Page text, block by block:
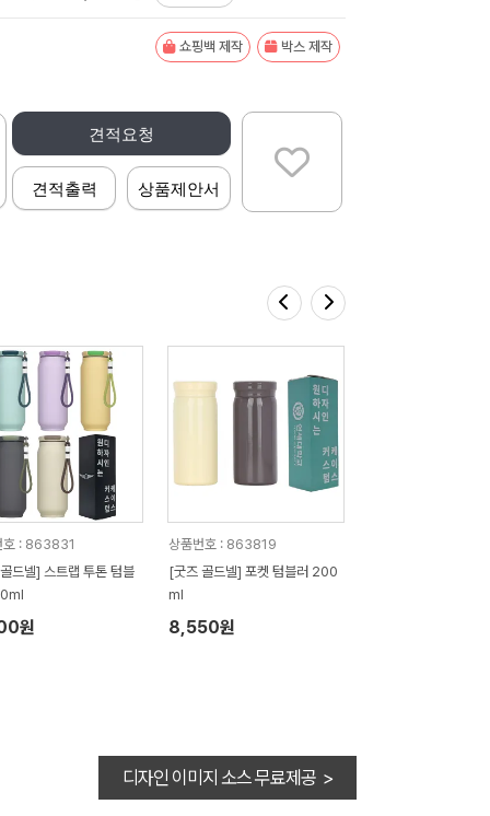
쇼핑백 제작 박스 제작
견적요청
견적출력 상품제안서
호 : 863831
드넬] 스트랩 투톤 텀블
원
상품번호 : 863819
[굿즈 골드넬] 포켓 텀블러 200
ml
8,550원
디자인 이미지 소스 무료제공 >